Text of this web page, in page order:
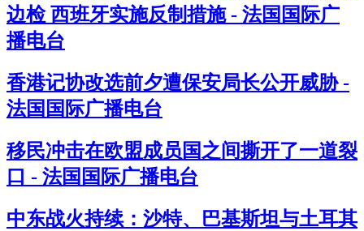
边检 西班牙实施反制措施 - 法国国际广
播电台
香港记协改选前夕遭保安局长公开威胁 -
法国国际广播电台
移民冲击在欧盟成员国之间撕开了一道裂
口 - 法国国际广播电台
中东战火持续：沙特、巴基斯坦与土耳其